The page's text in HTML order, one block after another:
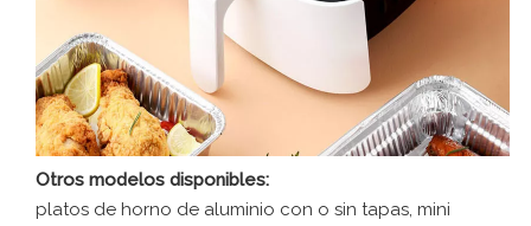
Otros modelos disponibles:
platos de horno de aluminio con o sin tapas, mini